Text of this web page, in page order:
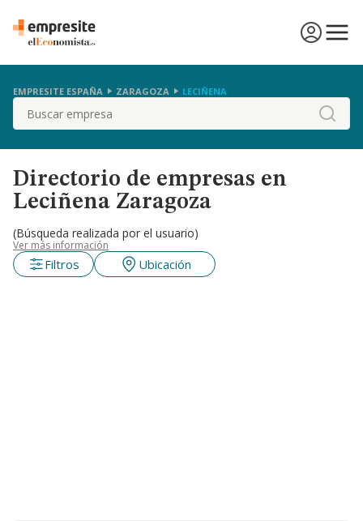
EMPRESITE ESPAÑA ZARAGOZA LECIÑENA
Buscar
Directorio de empresas en
Leciñena Zaragoza
(Búsqueda realizada por el usuario)
Ver más información
Filtros Ubicación